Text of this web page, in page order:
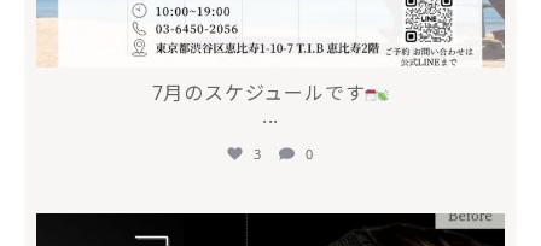
7月のスケジュールです
...
3 0
mycli.ebisu